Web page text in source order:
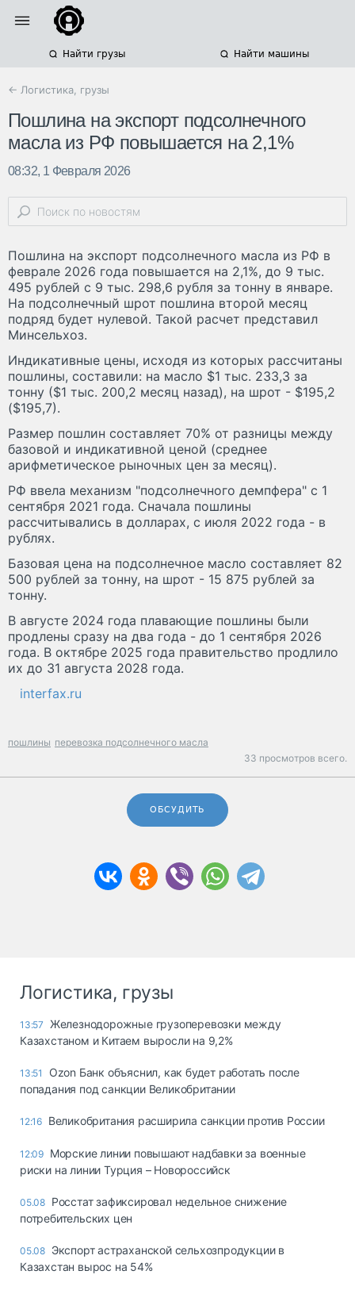
Найти грузы Найти машины
← Логистика, грузы
Пошлина на экспорт подсолнечного
масла из РФ повышается на 2,1%
08:32, 1 Февраля 2026
Пошлина на экспорт подсолнечного масла из РФ в
феврале 2026 года повышается на 2,1%, до 9 тыс.
495 рублей с 9 тыс. 298,6 рубля за тонну в январе.
На подсолнечный шрот пошлина второй месяц
подряд будет нулевой. Такой расчет представил
Минсельхоз.
Индикативные цены, исходя из которых рассчитаны
пошлины, составили: на масло $1 тыс. 233,3 за
тонну ($1 тыс. 200,2 месяц назад), на шрот - $195,2
($195,7).
Размер пошлин составляет 70% от разницы между
базовой и индикативной ценой (среднее
арифметическое рыночных цен за месяц).
РФ ввела механизм "подсолнечного демпфера" с 1
сентября 2021 года. Сначала пошлины
рассчитывались в долларах, с июля 2022 года - в
рублях.
Базовая цена на подсолнечное масло составляет 82
500 рублей за тонну, на шрот - 15 875 рублей за
тонну.
В августе 2024 года плавающие пошлины были
продлены сразу на два года - до 1 сентября 2026
года. В октябре 2025 года правительство продлило
их до 31 августа 2028 года.
interfax.ru
пошлины перевозка подсолнечного масла
33 просмотров всего.
ОБСУДИТЬ
Логистика, грузы
13:57
Железнодорожные грузоперевозки между
Казахстаном и Китаем выросли на 9,2%
13:51
Ozon Банк объяснил, как будет работать после
попадания под санкции Великобритании
12:16 Великобритания расширила санкции против России
12:09 Морские линии повышают надбавки за военные
риски на линии Турция – Новороссийск
05.08 Росстат зафиксировал недельное снижение
потребительских цен
05.08 Экспорт астраханской сельхозпродукции в
Казахстан вырос на 54%